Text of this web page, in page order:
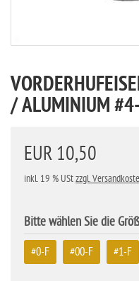
/ ALUMINIUM
EUR 10,50
inkl. 19 % UStzzgl.
Bitte wählen Sie die
#0-F #00-F #1-F